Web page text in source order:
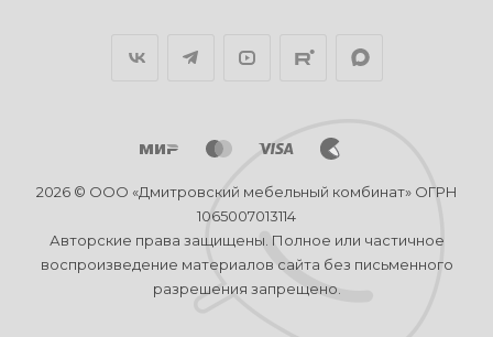
2026 © ООО «Дмитровский мебельный комбинат» ОГРН
1065007013114
Авторские права защищены. Полное или частичное
воспроизведение материалов сайта без письменного
разрешения запрещено.